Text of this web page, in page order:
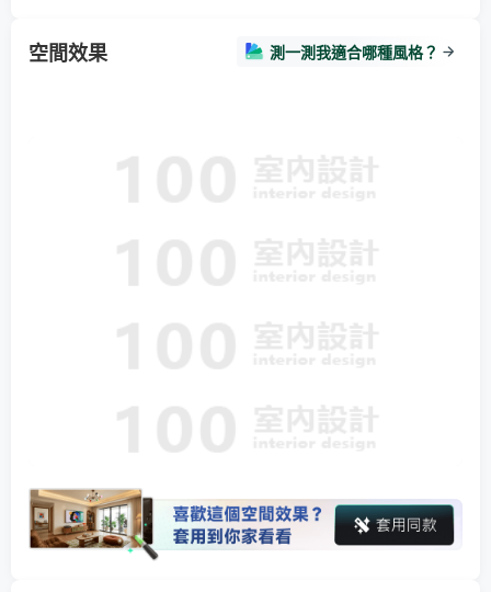
空間效果 測一測我適合哪種風格？